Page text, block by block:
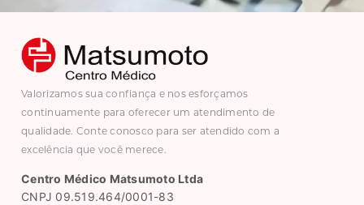
Valorizamos sua confiança e nos esforçamos
continuamente para oferecer um atendimento de
qualidade. Conte conosco para ser atendido com a
excelência que você merece.
Centro Médico Matsumoto Ltda
CNPJ 09.519.464/0001-83